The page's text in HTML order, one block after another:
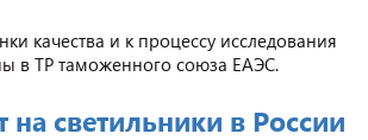
качества и к процессу исследования
в ТР таможенного союза ЕАЭС.
на светильники в России